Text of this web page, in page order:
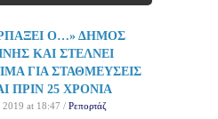
Ο…» ΔΗΜΟΣ
ΚΑΙ ΣΤΕΛΝΕΙ
ΓΙΑ ΣΤΑΘΜΕΥΣΕΙΣ
ΠΡΙΝ 25 ΧΡΟΝΙΑ
2019 at 18:47 / Ρεπορτάζ